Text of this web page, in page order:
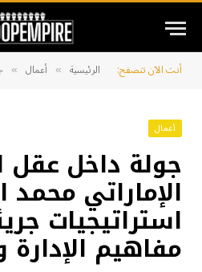
أنت الآن تتصفح: الرئيسية » أعمال »
أعمال
جولة داخل عقل
استراتيجيات
مفاهيم